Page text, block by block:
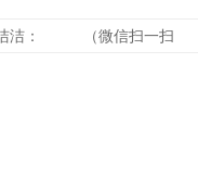
洁： （微信扫一扫